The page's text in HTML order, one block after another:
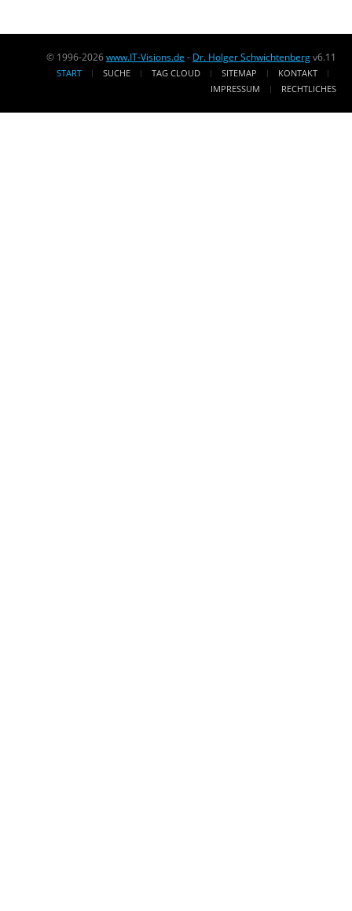
© 1996-2026www.IT-Visions.de - Dr. Holger Schwichtenbergv6.11
START SUCHE TAG CLOUD SITEMAP
KONTAKT
IMPRESSUM
RECHTLICHES